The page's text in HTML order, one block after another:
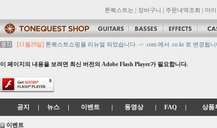
톤퀘스트는 장바구니 주문내역조회 마
[11월29일] 톤퀘스트쇼핑몰 리뉴얼 되었습니다. -> .com 에서 .co.kr 로 변경됩
[11월29일][대리점 모집] Gretsch, Jackson 대리점 모집!! 그레치기타, 잭슨기타
[11월29일]
2021년 추석 영업 시간 & 배송 공지
이 페이지의 내용을 보려면 최신 버전의 Adobe Flash Player가 필요합니다.
공지 | 뉴스 | 이벤트 | 동영상 | FAQ | 상품
이벤트